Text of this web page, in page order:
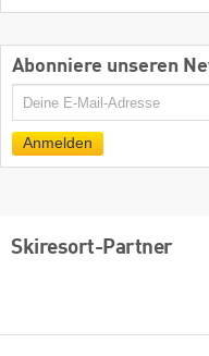
Abonniere unseren
E-
Mail
Anmelden
Skiresort-Partner